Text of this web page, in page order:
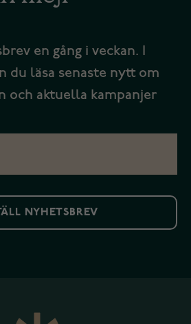
en gång i veckan. I
du läsa senaste nytt om
och aktuella kampanjer
NYHETSBREV